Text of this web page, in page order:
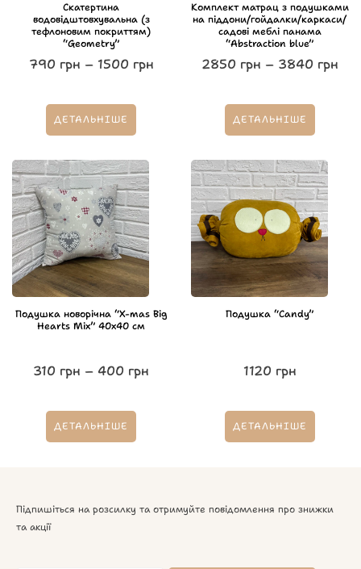
Скатертина
водовідштовхувальна (з
тефлоновим покриттям)
“Geometry”
790 грн – 1500 грн
ДЕТАЛЬНІШЕ
Комплект матрац з подушками
на піддони/гойдалки/каркаси/
садові меблі панама
“Abstraction blue”
2850 грн – 3840 грн
ДЕТАЛЬНІШЕ
Подушка новорічна “X-mas Big
Hearts Mix” 40х40 см
310 грн – 400 грн
ДЕТАЛЬНІШЕ
Подушка “Candy”
1120 грн
ДЕТАЛЬНІШЕ
Підпишіться на розсилку та отримуйте повідомлення про знижки
та акції